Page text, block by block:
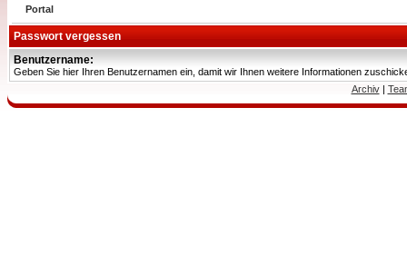
Portal
Passwort vergessen
Benutzername:
Geben Sie hier Ihren Benutzernamen ein, damit wir Ihnen weitere Informationen
Archiv|